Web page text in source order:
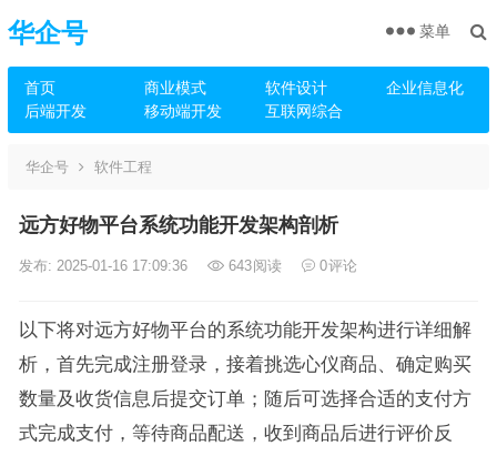
华企号
首页 商业模式 软件设计
企业信息化
后端开发
移动端开发 互联网综合
菜单
华企号 软件工程
远方好物平台系统功能开发架构剖析
发布: 2025-01-16 17:09:36 643阅读 0评论
以下将对远方好物平台的系统功能开发架构进行详细解
析，首先完成注册登录，接着挑选心仪商品、确定购买
数量及收货信息后提交订单；随后可选择合适的支付方
式完成支付，等待商品配送，收到商品后进行评价反